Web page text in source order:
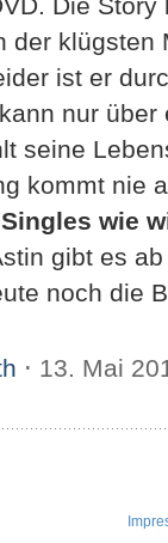
der klügsten
ist er
nur
seine
kommt nie
wie
gibt es
noch die
⋅ 13. Mai